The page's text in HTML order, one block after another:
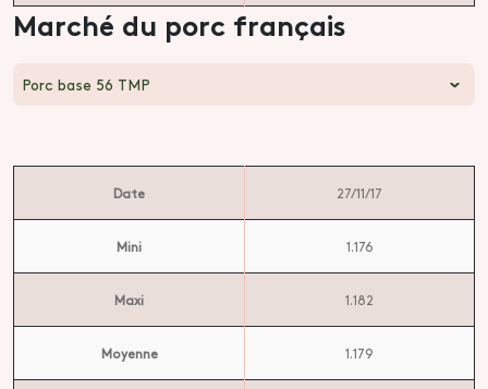
Marché du porc français
Porc base 56 TMP
Date 27/11/17
Mini 1.176
Maxi 1.182
Moyenne 1.179